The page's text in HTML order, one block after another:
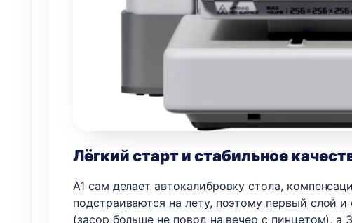
Лёгкий старт и стабильное
A1 сам делает автокалибровку стола,
подстраиваются на лету, поэтому первый слой
(засор больше не повод на вечер с пинцетом), а